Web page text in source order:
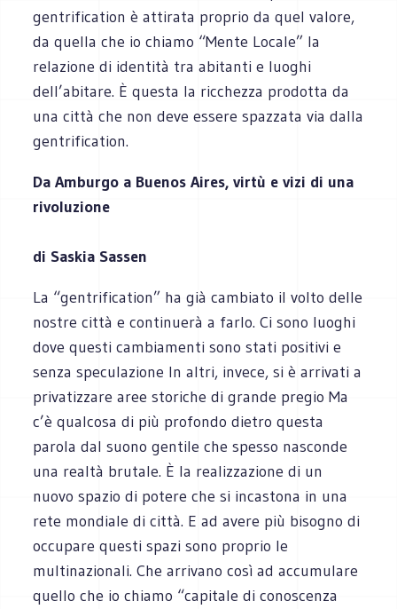
gentrification è attirata proprio da quel valore,
da quella che io chiamo “Mente Locale” la
relazione di identità tra abitanti e luoghi
dell’abitare. È questa la ricchezza prodotta da
una città che non deve essere spazzata via dalla
gentrification.
Da Amburgo a Buenos Aires, virtù e vizi di una
rivoluzione
di Saskia Sassen
La “gentrification” ha già cambiato il volto delle
nostre città e continuerà a farlo. Ci sono luoghi
dove questi cambiamenti sono stati positivi e
senza speculazione In altri, invece, si è arrivati a
privatizzare aree storiche di grande pregio Ma
c’è qualcosa di più profondo dietro questa
parola dal suono gentile che spesso nasconde
una realtà brutale. È la realizzazione di un
nuovo spazio di potere che si incastona in una
rete mondiale di città. E ad avere più bisogno di
occupare questi spazi sono proprio le
multinazionali. Che arrivano così ad accumulare
quello che io chiamo “capitale di conoscenza